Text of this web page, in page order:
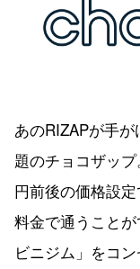
あのRIZAPが手
題のチョコザッ
円前後の価格設
料金で通うこと
ビニジム」をコ